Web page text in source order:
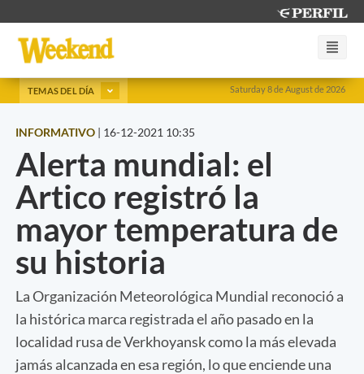
Saturday 8 de August de 2026
TEMAS DEL DÍA
INFORMATIVO | 16-12-2021 10:35
Alerta mundial: el
Artico registró la
mayor temperatura de
su historia
La Organización Meteorológica Mundial reconoció a
la histórica marca registrada el año pasado en la
localidad rusa de Verkhoyansk como la más elevada
jamás alcanzada en esa región, lo que enciende una